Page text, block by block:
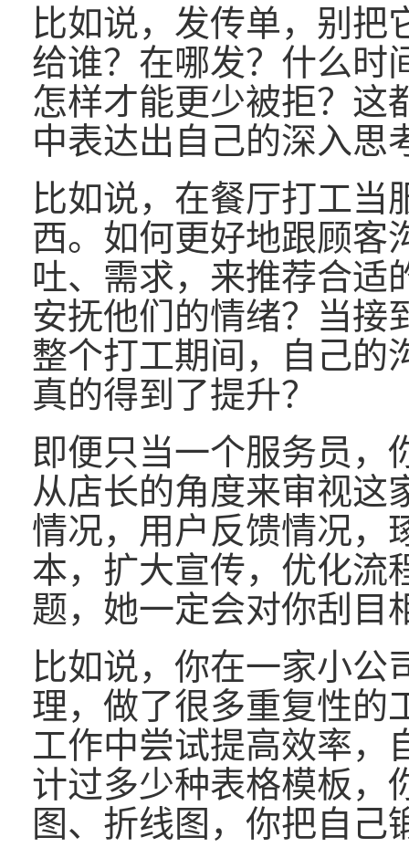
比如说，发传单，别把
给谁？在哪发？什么时
怎样才能更少被拒？这
中表达出自己的深入思
比如说，在餐厅打工当
西。如何更好地跟顾客
吐、需求，来推荐合适
安抚他们的情绪？当接
整个打工期间，自己的
真的得到了提升？
即便只当一个服务员，
从店长的角度来审视这
情况，用户反馈情况，
本，扩大宣传，优化流
题，她一定会对你刮目
比如说，你在一家小公
理，做了很多重复性的
工作中尝试提高效率，
计过多少种表格模板，
图、折线图，你把自